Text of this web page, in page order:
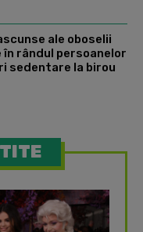
ale oboselii
în rândul persoanelor
sedentare la birou